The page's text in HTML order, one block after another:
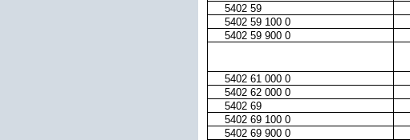
5402 59
5402 59 100 0
5402 59 900 0
5402 61 000 0
5402 62 000 0
5402 69
5402 69 100 0
5402 69 900 0